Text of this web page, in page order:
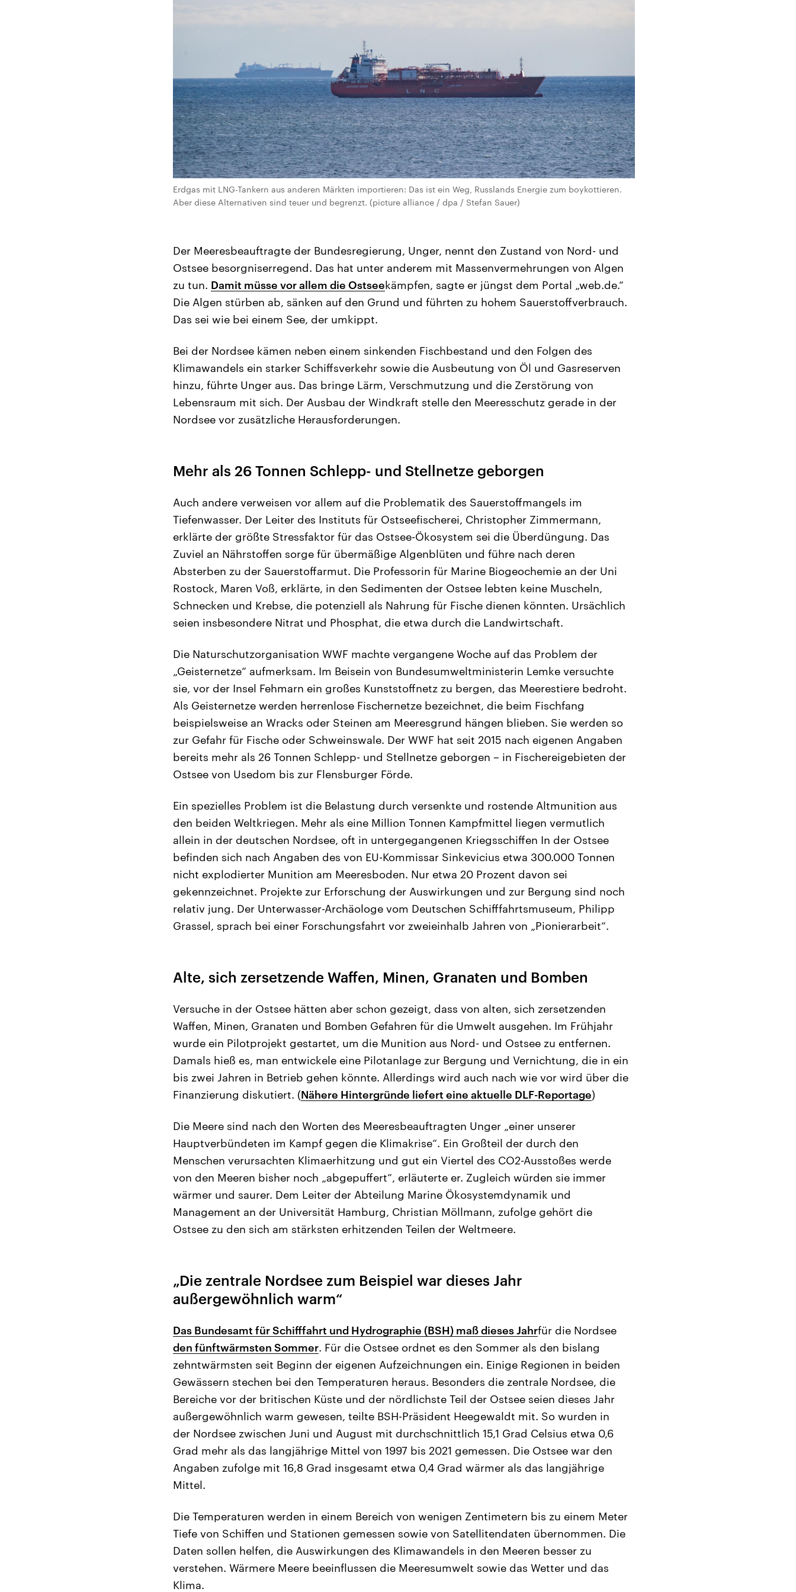
Erdgas mit LNG-Tankern aus anderen Märkten importieren: Das ist ein Weg, Russlands Energie zum boykottieren.
Aber diese Alternativen sind teuer und begrenzt. (picture alliance / dpa / Stefan Sauer)
Der Meeresbeauftragte der Bundesregierung, Unger, nennt den Zustand von Nord- und
Ostsee besorgniserregend. Das hat unter anderem mit Massenvermehrungen von Algen
zu tun. Damit müsse vor allem die Ostseekämpfen, sagte er jüngst dem Portal „web.de.“
Die Algen stürben ab, sänken auf den Grund und führten zu hohem Sauerstoffverbrauch.
Das sei wie bei einem See, der umkippt.
Bei der Nordsee kämen neben einem sinkenden Fischbestand und den Folgen des
Klimawandels ein starker Schiffsverkehr sowie die Ausbeutung von Öl und Gasreserven
hinzu, führte Unger aus. Das bringe Lärm, Verschmutzung und die Zerstörung von
Lebensraum mit sich. Der Ausbau der Windkraft stelle den Meeresschutz gerade in der
Nordsee vor zusätzliche Herausforderungen.
Mehr als 26 Tonnen Schlepp- und Stellnetze geborgen
Auch andere verweisen vor allem auf die Problematik des Sauerstoffmangels im
Tiefenwasser. Der Leiter des Instituts für Ostseefischerei, Christopher Zimmermann,
erklärte der größte Stressfaktor für das Ostsee-Ökosystem sei die Überdüngung. Das
Zuviel an Nährstoffen sorge für übermäßige Algenblüten und führe nach deren
Absterben zu der Sauerstoffarmut. Die Professorin für Marine Biogeochemie an der Uni
Rostock, Maren Voß, erklärte, in den Sedimenten der Ostsee lebten keine Muscheln,
Schnecken und Krebse, die potenziell als Nahrung für Fische dienen könnten. Ursächlich
seien insbesondere Nitrat und Phosphat, die etwa durch die Landwirtschaft.
Die Naturschutzorganisation WWF machte vergangene Woche auf das Problem der
„Geisternetze“ aufmerksam. Im Beisein von Bundesumweltministerin Lemke versuchte
sie, vor der Insel Fehmarn ein großes Kunststoffnetz zu bergen, das Meerestiere bedroht.
Als Geisternetze werden herrenlose Fischernetze bezeichnet, die beim Fischfang
beispielsweise an Wracks oder Steinen am Meeresgrund hängen blieben. Sie werden so
zur Gefahr für Fische oder Schweinswale. Der WWF hat seit 2015 nach eigenen Angaben
bereits mehr als 26 Tonnen Schlepp- und Stellnetze geborgen – in Fischereigebieten der
Ostsee von Usedom bis zur Flensburger Förde.
Ein spezielles Problem ist die Belastung durch versenkte und rostende Altmunition aus
den beiden Weltkriegen. Mehr als eine Million Tonnen Kampfmittel liegen vermutlich
allein in der deutschen Nordsee, oft in untergegangenen Kriegsschiffen In der Ostsee
befinden sich nach Angaben des von EU-Kommissar Sinkevicius etwa 300.000 Tonnen
nicht explodierter Munition am Meeresboden. Nur etwa 20 Prozent davon sei
gekennzeichnet. Projekte zur Erforschung der Auswirkungen und zur Bergung sind noch
relativ jung. Der Unterwasser-Archäologe vom Deutschen Schifffahrtsmuseum, Philipp
Grassel, sprach bei einer Forschungsfahrt vor zweieinhalb Jahren von „Pionierarbeit“.
Alte, sich zersetzende Waffen, Minen, Granaten und Bomben
Versuche in der Ostsee hätten aber schon gezeigt, dass von alten, sich zersetzenden
Waffen, Minen, Granaten und Bomben Gefahren für die Umwelt ausgehen. Im Frühjahr
wurde ein Pilotprojekt gestartet, um die Munition aus Nord- und Ostsee zu entfernen.
Damals hieß es, man entwickele eine Pilotanlage zur Bergung und Vernichtung, die in ein
bis zwei Jahren in Betrieb gehen könnte. Allerdings wird auch nach wie vor wird über die
Finanzierung diskutiert. (Nähere Hintergründe liefert eine aktuelle DLF-Reportage)
Die Meere sind nach den Worten des Meeresbeauftragten Unger „einer unserer
Hauptverbündeten im Kampf gegen die Klimakrise“. Ein Großteil der durch den
Menschen verursachten Klimaerhitzung und gut ein Viertel des CO2-Ausstoßes werde
von den Meeren bisher noch „abgepuffert“, erläuterte er. Zugleich würden sie immer
wärmer und saurer. Dem Leiter der Abteilung Marine Ökosystemdynamik und
Management an der Universität Hamburg, Christian Möllmann, zufolge gehört die
Ostsee zu den sich am stärksten erhitzenden Teilen der Weltmeere.
„Die zentrale Nordsee zum Beispiel war dieses Jahr
außergewöhnlich warm“
Das Bundesamt für Schifffahrt und Hydrographie (BSH) maß dieses Jahrfür die Nordsee
den fünftwärmsten Sommer. Für die Ostsee ordnet es den Sommer als den bislang
zehntwärmsten seit Beginn der eigenen Aufzeichnungen ein. Einige Regionen in beiden
Gewässern stechen bei den Temperaturen heraus. Besonders die zentrale Nordsee, die
Bereiche vor der britischen Küste und der nördlichste Teil der Ostsee seien dieses Jahr
außergewöhnlich warm gewesen, teilte BSH-Präsident Heegewaldt mit. So wurden in
der Nordsee zwischen Juni und August mit durchschnittlich 15,1 Grad Celsius etwa 0,6
Grad mehr als das langjährige Mittel von 1997 bis 2021 gemessen. Die Ostsee war den
Angaben zufolge mit 16,8 Grad insgesamt etwa 0,4 Grad wärmer als das langjährige
Mittel.
Die Temperaturen werden in einem Bereich von wenigen Zentimetern bis zu einem Meter
Tiefe von Schiffen und Stationen gemessen sowie von Satellitendaten übernommen. Die
Daten sollen helfen, die Auswirkungen des Klimawandels in den Meeren besser zu
verstehen. Wärmere Meere beeinflussen die Meeresumwelt sowie das Wetter und das
Klima.